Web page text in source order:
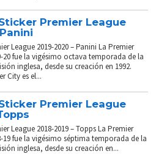
Premier League
League 2019-2020 – Panini La Premier
20 fue la vigésimo octava temporada de la
inglesa, desde su creación en 1992.
City es el...
Premier League
League 2018-2019 – Topps La Premier
19 fue la vigésimo séptima temporada de la
inglesa, desde su creación en...